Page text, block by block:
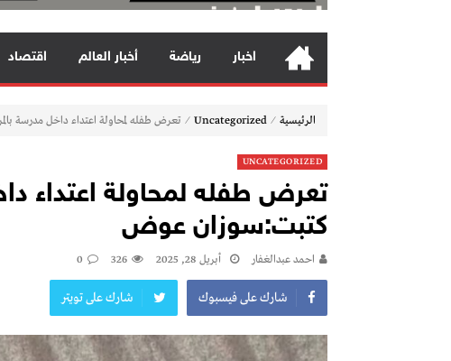
اخبار رياضة أخبار العالم اقتصاد
الرئيسية ⁄
Uncategorized
⁄ تعرض طفله لمحاولة اعتداء داخل مدرسة
UNCATEGORIZED
تعرض طفله لمحاولة اعتداء
كتبت:سوزان عوض
احمد عبدالغفار أبريل 28, 2025 326
0
شارك على فيسبوك شارك على تويتر